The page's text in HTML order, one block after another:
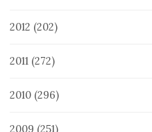
2012 (202)
2011 (272)
2010 (296)
2009 (251)